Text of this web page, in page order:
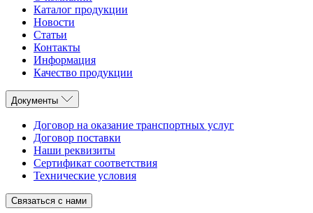
Каталог продукции
Новости
Статьи
Контакты
Информация
Качество продукции
Документы
Договор на оказание транспортных услуг
Договор поставки
Наши реквизиты
Сертификат соответствия
Технические условия
Связаться с нами